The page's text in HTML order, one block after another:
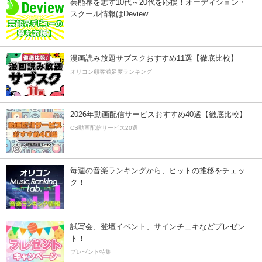
芸能界を志す10代～20代を応援！オーディション・
スクール情報はDeview
漫画読み放題サブスクおすすめ11選【徹底比較】
オリコン顧客満足度ランキング
2026年動画配信サービスおすすめ40選【徹底比較】
CS動画配信サービス20選
毎週の音楽ランキングから、ヒットの推移をチェッ
ク！
試写会、登壇イベント、サインチェキなどプレゼン
ト！
プレゼント特集